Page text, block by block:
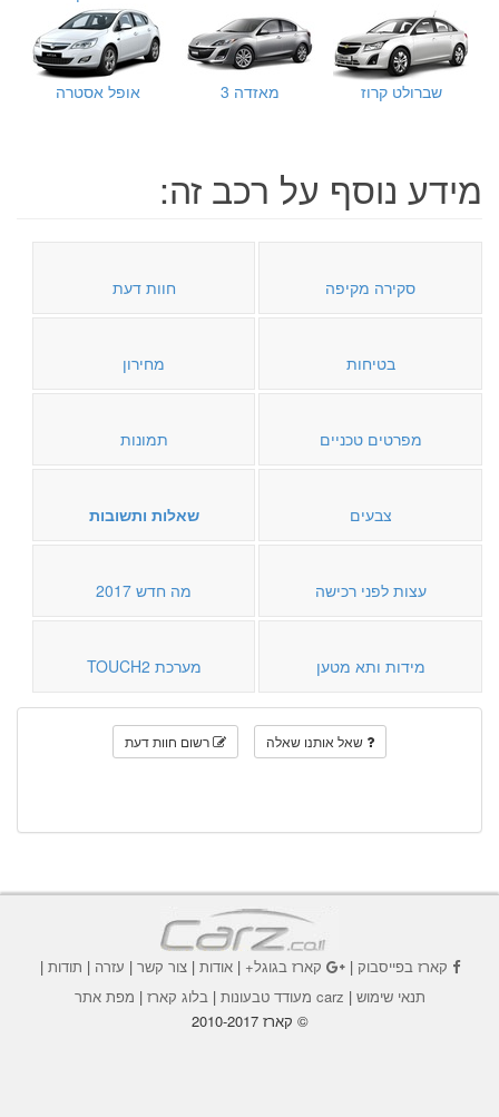
שברולט קרוז מאזדה 3 אופל אסטרה
מידע נוסף על רכב זה:
סקירה מקיפה חוות דעת
בטיחות מחירון
מפרטים טכניים תמונות
צבעים שאלות ותשובות
עצות לפני רכישה מה חדש 2017
מידות ותא מטען מערכת TOUCH2
שאל אותנו שאלה רשום חוות דעת
קארז בפייסבוק| קארז בגוגל+|אודות |צור קשר | עזרה | תודות |
תנאי שימוש | carz מעודד טבעונות |בלוג קארז | מפת אתר
© קארז 2010-2017